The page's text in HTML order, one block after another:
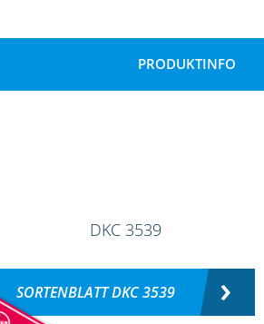
PRODUKTINFO
SORTENBLATT DKC 3539